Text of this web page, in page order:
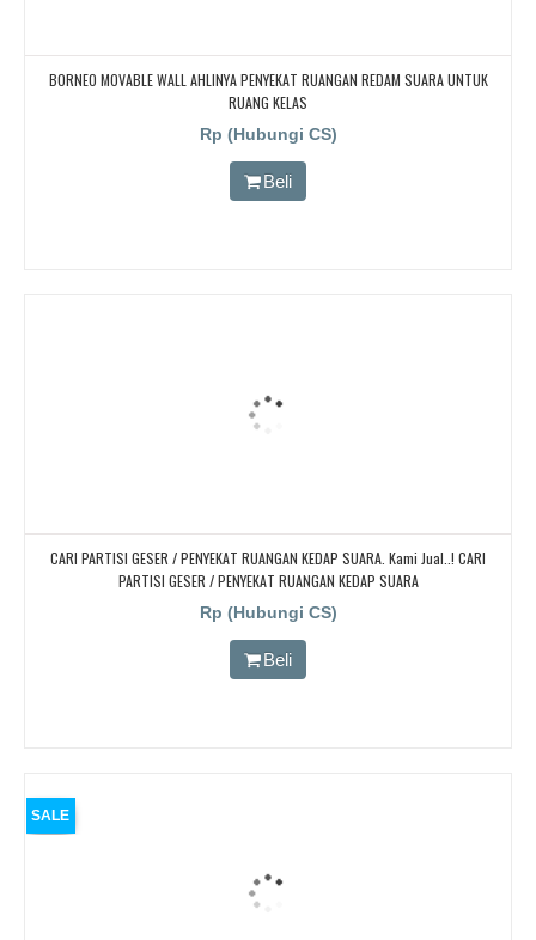
BORNEO MOVABLE WALL AHLINYA PENYEKAT RUANGAN REDAM SUARA UNTUK
RUANG KELAS
Rp (Hubungi CS)
Beli
CARI PARTISI GESER / PENYEKAT RUANGAN KEDAP SUARA. Kami Jual..! CARI
PARTISI GESER / PENYEKAT RUANGAN KEDAP SUARA
Rp (Hubungi CS)
Beli
SALE